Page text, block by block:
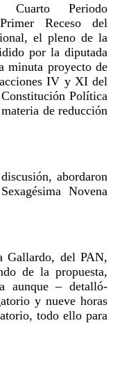
Cuarto Periodo
Receso del
el pleno de la
por la diputada
minuta proyecto de
IV y XI del
Política
de reducción
abordaron
Novena
Gallardo, del PAN,
de la propuesta,
aunque – detalló-
y nueve horas
todo ello para